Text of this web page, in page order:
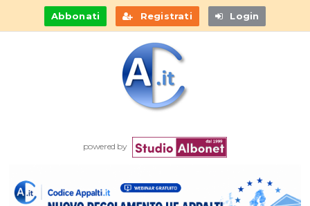
Abbonati Registrati Login
powered by